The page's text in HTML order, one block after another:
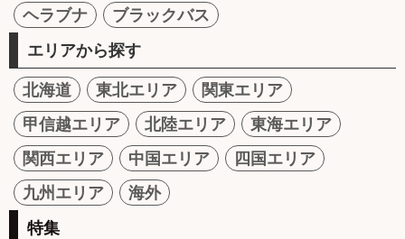
ヘラブナ
ブラックバス
エリアから探す
北海道 東北エリア
関東エリア
甲信越エリア
北陸エリア
東海エリア
関西エリア
中国エリア
四国エリア
九州エリア
海外
特集